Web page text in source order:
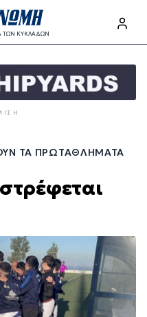
ΤΩΝ ΚΥΚΛΑΔΩΝ
ΤΑ ΠΡΩΤΑΘΛΉΜΑΤΑ